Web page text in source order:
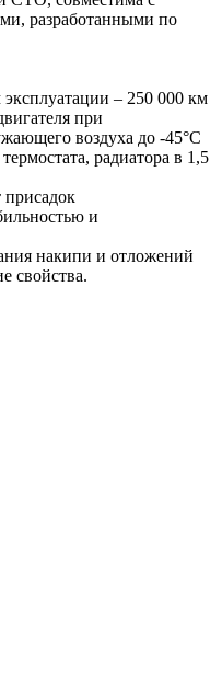
разработанными по
– 250 000 км
при
воздуха до -45°С
радиатора в 1,5
и
накипи и отложений
свойства.